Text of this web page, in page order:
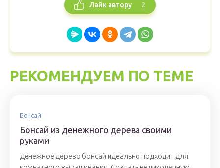
Лайк автору 2
РЕКОМЕНДУЕМ ПО ТЕМЕ
Бонсай
Бонсай из денежного дерева своими
руками
Денежное дерево бонсай идеально подходит для